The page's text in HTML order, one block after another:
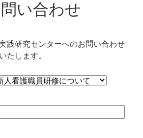
い合わせ
践研究センターへのお問い合わせ
たします。